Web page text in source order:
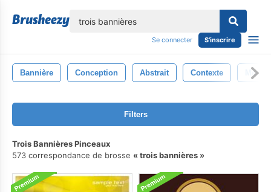
Se connecter S'inscrire
Bannière Conception Abstrait Contexte
Filters
Trois Bannières Pinceaux
573 correspondance de brosse
trois bannières